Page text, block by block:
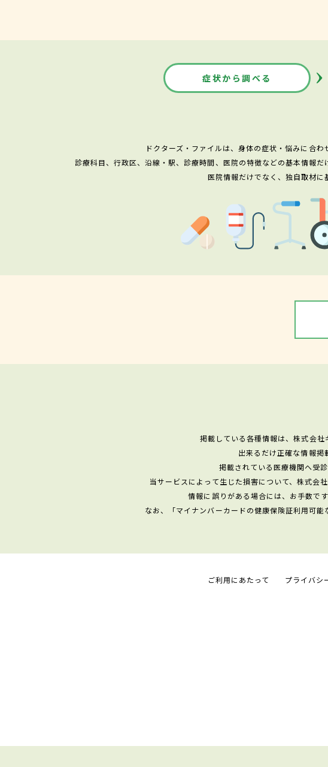
症状から調べる
ドクターズ・ファイルは、身体の症状・悩みに合
診療科目、行政区、沿線・駅、診療時間、医院の特徴などの基本情報
医院情報だけでなく、独自取材に
掲載している各種情報は、株式会社
出来るだけ正確な情報掲
掲載されている医療機関へ受
当サービスによって生じた損害について、株式会
情報に誤りがある場合には、お手数で
なお、「マイナンバーカードの健康保険証利用可
ご利用にあたって プライバシ